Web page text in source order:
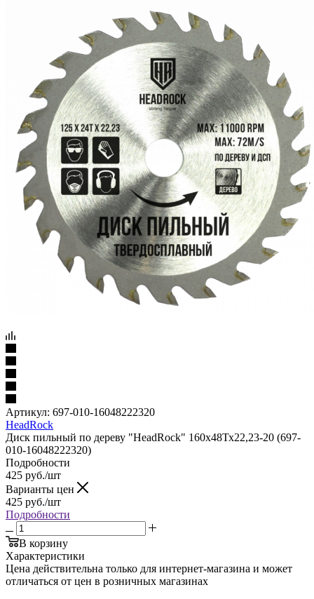
Артикул: 697-010-16048222320
HeadRock
Диск пильный по дереву "HeadRock" 160х48Тх22,23-20 (697-
010-16048222320)
Подробности
425 руб./шт
Варианты цен
425 руб./шт
Подробности
В корзину
Характеристики
Цена действительна только для интернет-магазина и может
отличаться от цен в розничных магазинах